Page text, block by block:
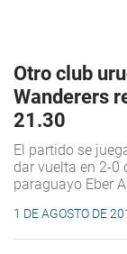
Otro club
Wanderers
21.30
El partido se
dar vuelta en 2-0
paraguayo Eber
1 DE AGOSTO DE